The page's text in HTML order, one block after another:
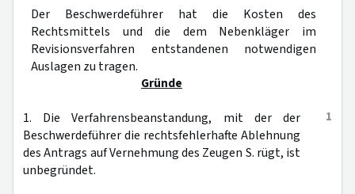
Der Beschwerdeführer hat die Kosten des
Rechtsmittels und die dem Nebenkläger im
Revisionsverfahren entstandenen notwendigen
Auslagen zu tragen.
Gründe
1
1. Die Verfahrensbeanstandung, mit der der
Beschwerdeführer die rechtsfehlerhafte Ablehnung
des Antrags auf Vernehmung des Zeugen S. rügt, ist
unbegründet.